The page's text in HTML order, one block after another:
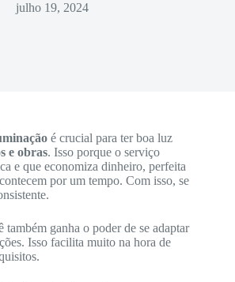
julho 19, 2024
é crucial para ter boa luz
e obras. Isso porque o serviço
e que economiza dinheiro, perfeita
por um tempo. Com isso, se
também ganha o poder de se adaptar
Isso facilita muito na hora de